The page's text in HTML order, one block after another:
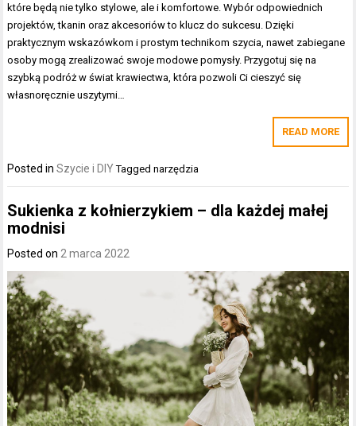
które będą nie tylko stylowe, ale i komfortowe. Wybór odpowiednich
projektów, tkanin oraz akcesoriów to klucz do sukcesu. Dzięki
praktycznym wskazówkom i prostym technikom szycia, nawet zabiegane
osoby mogą zrealizować swoje modowe pomysły. Przygotuj się na
szybką podróż w świat krawiectwa, która pozwoli Ci cieszyć się
własnoręcznie uszytymi…
READ MORE
Posted inSzycie i DIY Taggednarzędzia
Sukienka z kołnierzykiem – dla każdej małej
modnisi
Posted on 2 marca 2022